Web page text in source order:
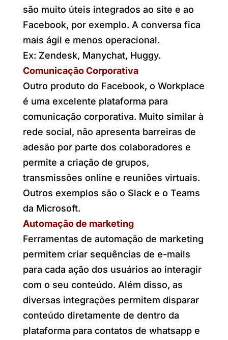
são muito úteis integrados ao site e ao
Facebook, por exemplo. A conversa fica
mais ágil e menos operacional.
Ex: Zendesk, Manychat, Huggy.
Comunicação Corporativa
Outro produto do Facebook, o Workplace
é uma excelente plataforma para
comunicação corporativa. Muito similar à
rede social, não apresenta barreiras de
adesão por parte dos colaboradores e
permite a criação de grupos,
transmissões online e reuniões virtuais.
Outros exemplos são o Slack e o Teams
da Microsoft.
Automação de marketing
Ferramentas de automação de marketing
permitem criar sequências de e-mails
para cada ação dos usuários ao interagir
com o seu conteúdo. Além disso, as
diversas integrações permitem disparar
conteúdo diretamente de dentro da
plataforma para contatos de whatsapp e